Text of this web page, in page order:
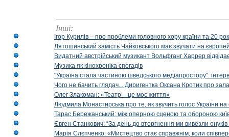
Інші:
Ігор Курилів – про проблеми головного хору країни та 20
Лятошинський замість Чайковського має звучати на
Видатний австрійський музикант Вольфганг Харрер
Музика як кінохроніка спогадів
"Україна стала частиною шведського медіапростору":
Чого не бачить глядач... Диригентка Оксана Кротик про
Олег Злакоман: «Театр – це моє життя»
Людмила Монастирська про те, як звучить голос України на
Тарас Бережанський: між оперною сценою та обороною
Євген Станкович: “За день до вторгнення ми вивезли онуків
Марія Слєпченко: «Мистецтво стає справжнім, коли